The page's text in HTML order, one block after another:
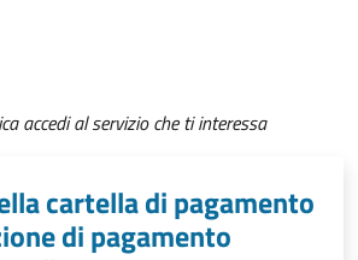
accedi al servizio che ti interessa
cartella di pagamento
di pagamento